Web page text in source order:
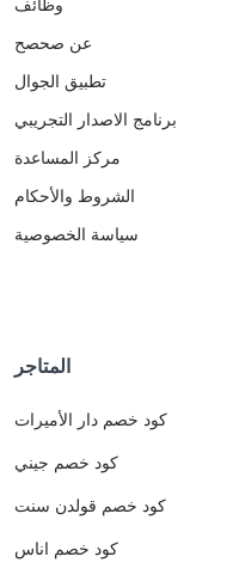
عن صحصح
تطبيق الجوال
برنامج الاصدار التجريبي
مركز المساعدة
الشروط والأحكام
سياسة الخصوصية
المتاجر
كود خصم دار الأميرات
كود خصم جيني
كود خصم قولدن سنت
كود خصم اناس